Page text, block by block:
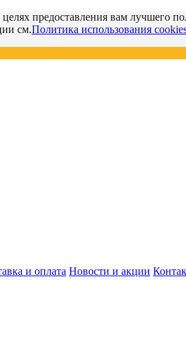
предоставления вам лучшего
см.Политика использования
и оплата Новости и акции